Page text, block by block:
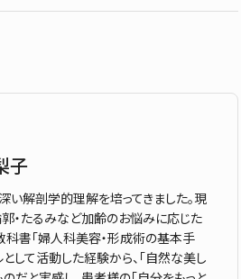
子
い解剖学的理解を培ってきました。現
・たるみなど加齢のお悩みに応じた
書「婦人科美容・形成術の基本手
して活動した経験から、「自然な美し